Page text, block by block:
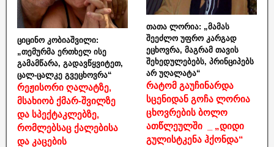
ციცინო კობიაშვილი:
„თემურმა ერთხელ ისე
გამამწარა, გადავწყვიტეთ,
ცალ-ცალკე გვეცხოვრა“
რეჟისორი ღალატზე,
მსახიობ ქმარ-შვილზე
და სპექტაკლებზე,
რომლებსაც ქალებისა
და კაცების
თათა ლორია: „მამას
შეეძლო უფრო კარგად
ეცხოვრა, მაგრამ თავის
შეხედულებებს, პრინციპებს
არ უღალატა“
რატომ გაუჩინარდა
სცენიდან გოჩა ლორია
ცხოვრების ბოლო
ათწლეულში _ „დიდი
გულისტკენა ჰქონდა“